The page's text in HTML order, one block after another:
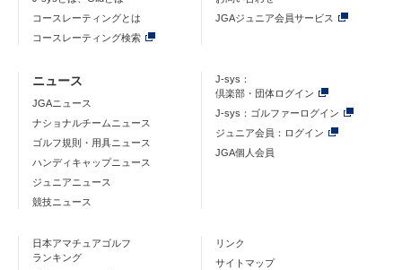
コースレーティングとは
コースレーティング検索
JGAジュニア会員サービス
ニュース
JGAニュース
ナショナルチームニュース
ゴルフ規則・用具ニュース
ハンディキャップニュース
ジュニアニュース
競技ニュース
J-sys：
倶楽部・団体ログイン
J-sys：ゴルファーログイン
ジュニア会員：ログイン
JGA個人会員
日本アマチュアゴルフ
ランキング
リンク
サイトマップ